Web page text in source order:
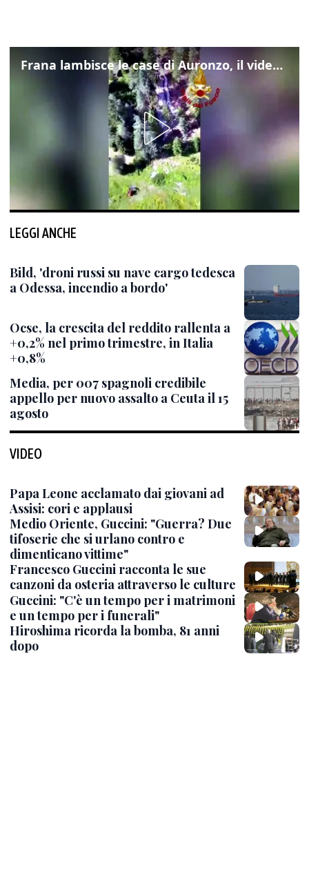
Frana lambisce le case di Auronzo, il video dall'elicottero dei vigili del fuoco
LEGGI ANCHE
Bild, 'droni russi su nave cargo tedesca
a Odessa, incendio a bordo'
Ocse, la crescita del reddito rallenta a
+0,2% nel primo trimestre, in Italia
+0,8%
Media, per 007 spagnoli credibile
appello per nuovo assalto a Ceuta il 15
agosto
VIDEO
Papa Leone acclamato dai giovani ad
Assisi: cori e applausi
Medio Oriente, Guccini: "Guerra? Due
tifoserie che si urlano contro e
dimenticano vittime"
Francesco Guccini racconta le sue
canzoni da osteria attraverso le culture
Guccini: "C'è un tempo per i matrimoni
e un tempo per i funerali"
Hiroshima ricorda la bomba, 81 anni
dopo